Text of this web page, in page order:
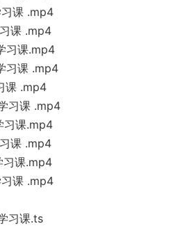
课 .mp4
课 .mp4
习课.mp4
习课 .mp4
课 .mp4
习课 .mp4
习课.mp4
课 .mp4
习课.mp4
课 .mp4
习课.ts